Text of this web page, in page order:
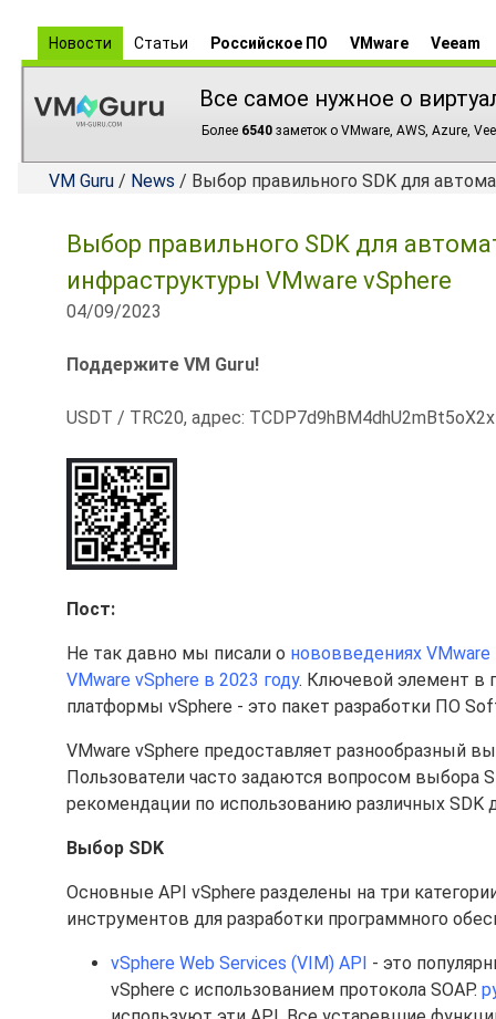
Новости Статьи Российское ПО VMware Veeam
Все самое нужное о
Более 6540 заметок о VMware, AWS, Azure,
VM Guru / News / Выбор правильного SDK для
Выбор правильного SDK для
инфраструктуры VMware vSphere
04/09/2023
Поддержите VM Guru!
USDT / TRC20, адрес:
Пост:
Не так давно мы писали о нововведениях
VMware vSphere в 2023 году. Ключевой элемент в
платформы vSphere - это пакет разработки ПО
VMware vSphere предоставляет разнообразный
Пользователи часто задаются вопросом выбора
рекомендации по использованию различных SDK
Выбор SDK
Основные API vSphere разделены на три
инструментов для разработки программного
vSphere Web Services (VIM) API - это
vSphere с использованием протокола SOAP.